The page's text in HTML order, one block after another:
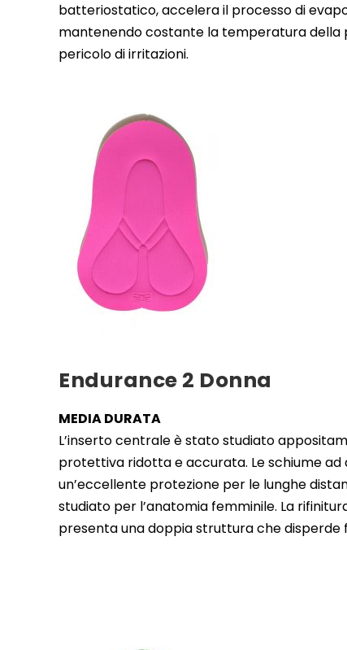
batteriostatico, accelera il processo di
mantenendo costante la temperatura della
pericolo di irritazioni.
Endurance 2 Donna
MEDIA DURATA
L’inserto centrale è stato studiato
protettiva ridotta e accurata. Le schiume
un’eccellente protezione per le lunghe
studiato per l’anatomia femminile. La
presenta una doppia struttura che disperde